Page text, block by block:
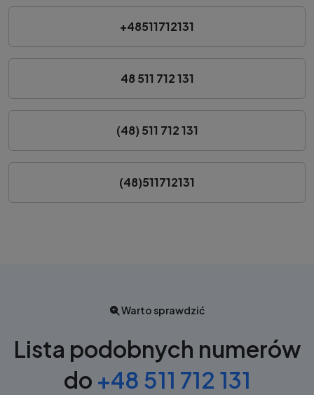
+48511712131
48 511 712 131
(48) 511 712 131
(48)511712131
Warto sprawdzić
Lista podobnych numerów
do +48 511 712 131